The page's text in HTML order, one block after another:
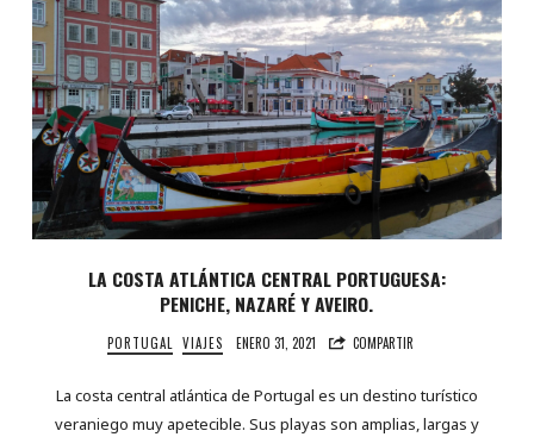
LA COSTA ATLÁNTICA CENTRAL PORTUGUESA:
PENICHE, NAZARÉ Y AVEIRO.
PORTUGAL VIAJES ENERO 31, 2021 COMPARTIR
La costa central atlántica de Portugal es un destino turístico
veraniego muy apetecible. Sus playas son amplias, largas y